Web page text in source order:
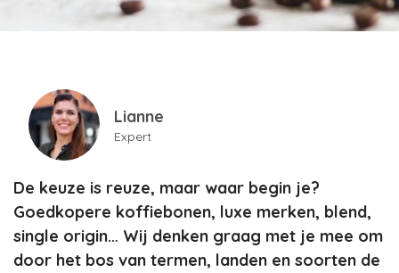
Lianne
Expert
De keuze is reuze, maar waar begin je?
Goedkopere koffiebonen, luxe merken, blend,
single origin… Wij denken graag met je mee om
door het bos van termen, landen en soorten de